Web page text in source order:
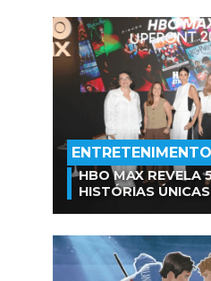
ENTRETENIMENTO
HBO MAX REVELA
HISTÓRIAS